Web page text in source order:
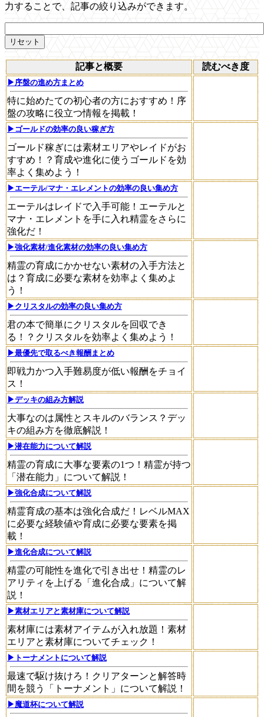
力することで、記事の絞り込みができます。
記事と概要 読むべき度
▶序盤の進め方まとめ
特に始めたての初心者の方におすすめ！序
盤の攻略に役立つ情報を掲載！
▶ゴールドの効率の良い稼ぎ方
ゴールド稼ぎには素材エリアやレイドがお
すすめ！？育成や進化に使うゴールドを効
率よく集めよう！
▶エーテル/マナ・エレメントの効率の良い集め方
エーテルはレイドで入手可能！エーテルと
マナ・エレメントを手に入れ精霊をさらに
強化だ！
▶強化素材/進化素材の効率の良い集め方
精霊の育成にかかせない素材の入手方法と
は？育成に必要な素材を効率よく集めよ
う！
▶クリスタルの効率の良い集め方
君の本で簡単にクリスタルを回収でき
る！？クリスタルを効率よく集めよう！
▶最優先で取るべき報酬まとめ
即戦力かつ入手難易度が低い報酬をチョイ
ス！
▶デッキの組み方解説
大事なのは属性とスキルのバランス？デッ
キの組み方を徹底解説！
▶潜在能力について解説
精霊の育成に大事な要素の1つ！精霊が持つ
「潜在能力」について解説！
▶強化合成について解説
精霊育成の基本は強化合成だ！レベルMAX
に必要な経験値や育成に必要な要素を掲
載！
▶進化合成について解説
精霊の可能性を進化で引き出せ！精霊のレ
アリティを上げる「進化合成」について解
説！
▶素材エリアと素材庫について解説
素材庫には素材アイテムが入れ放題！素材
エリアと素材庫についてチェック！
▶トーナメントについて解説
最速で駆け抜けろ！クリアターンと解答時
間を競う「トーナメント」について解説！
▶魔道杯について解説